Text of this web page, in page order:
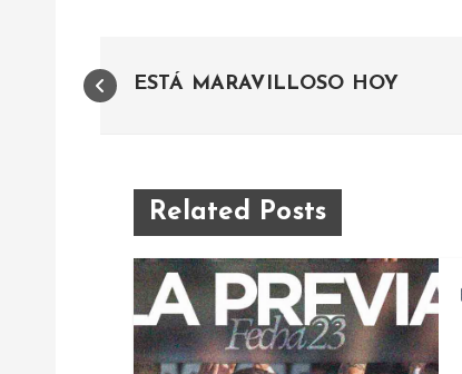
N
ESTÁ MARAVILLOSO HOY
Related Posts